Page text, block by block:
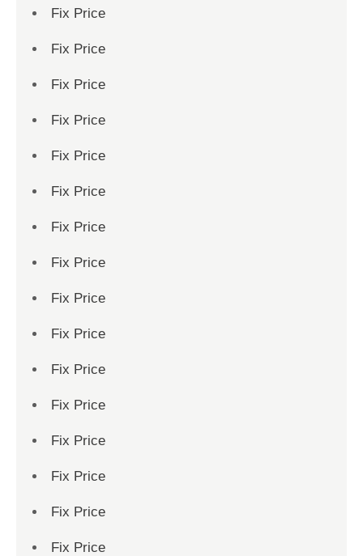
Fix Price
Fix Price
Fix Price
Fix Price
Fix Price
Fix Price
Fix Price
Fix Price
Fix Price
Fix Price
Fix Price
Fix Price
Fix Price
Fix Price
Fix Price
Fix Price